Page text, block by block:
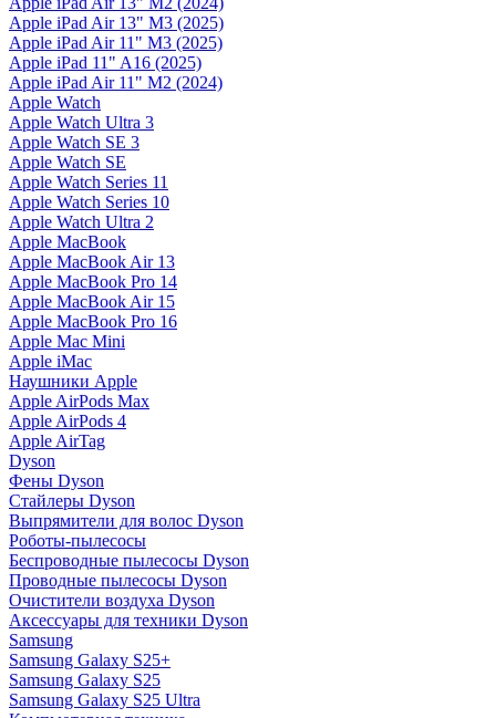
Apple iPad Air 13" M3 (2025)
Apple iPad Air 11" M3 (2025)
Apple iPad 11" A16 (2025)
Apple iPad Air 11" M2 (2024)
Apple Watch
Apple Watch Ultra 3
Apple Watch SE 3
Apple Watch SE
Apple Watch Series 11
Apple Watch Series 10
Apple Watch Ultra 2
Apple MacBook
Apple MacBook Air 13
Apple MacBook Pro 14
Apple MacBook Air 15
Apple MacBook Pro 16
Apple Mac Mini
Apple iMac
Наушники Apple
Apple AirPods Max
Apple AirPods 4
Apple AirTag
Dyson
Фены Dyson
Стайлеры Dyson
Выпрямители для волос Dyson
Роботы-пылесосы
Беспроводные пылесосы Dyson
Проводные пылесосы Dyson
Очистители воздуха Dyson
Аксессуары для техники Dyson
Samsung
Samsung Galaxy S25+
Samsung Galaxy S25
Samsung Galaxy S25 Ultra